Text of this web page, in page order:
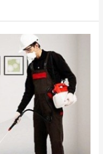
مكافحة
حشرات
بالرياض
0594261363